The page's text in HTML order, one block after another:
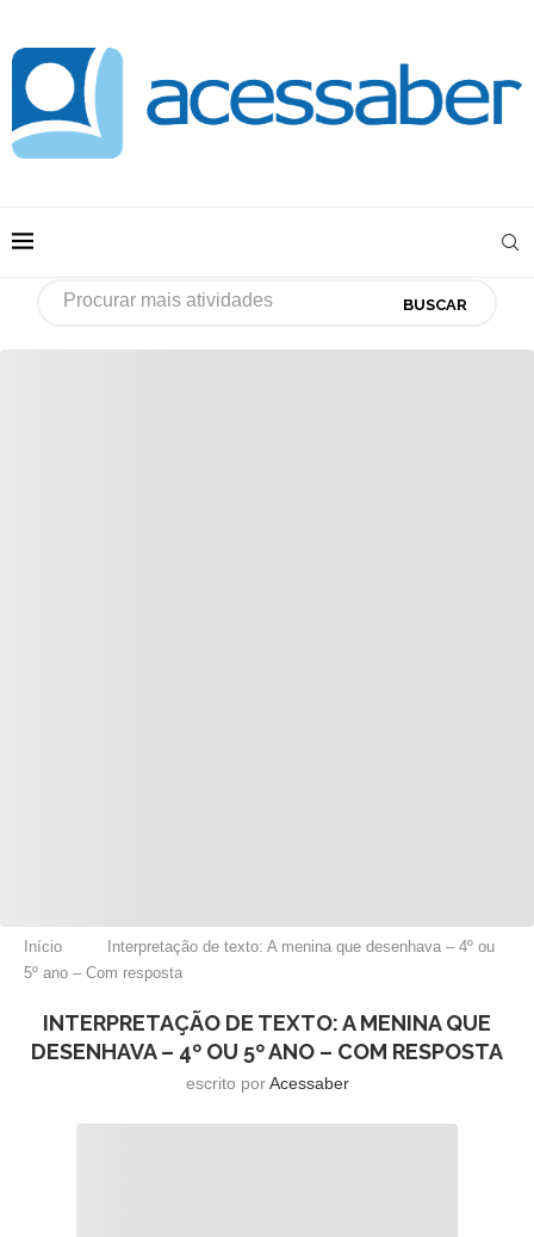
BUSCAR
Início
Interpretação de texto: A menina que desenhava – 4º ou
5º ano – Com resposta
INTERPRETAÇÃO DE TEXTO: A MENINA QUE
DESENHAVA – 4º OU 5º ANO – COM RESPOSTA
escrito porAcessaber